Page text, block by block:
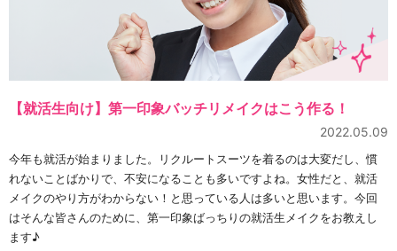
【就活生向け】第一印象バッチリメイクはこう作る！
2022.05.09
今年も就活が始まりました。リクルートスーツを着るのは大変だし、慣
れないことばかりで、不安になることも多いですよね。女性だと、就活
メイクのやり方がわからない！と思っている人は多いと思います。今回
はそんな皆さんのために、第一印象ばっちりの就活生メイクをお教えし
ます♪